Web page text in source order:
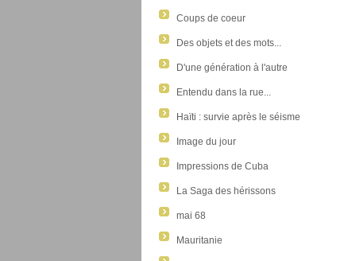
Coups de coeur
Des objets et des mots...
D'une génération à l'autre
Entendu dans la rue...
Haïti : survie après le séisme
Image du jour
Impressions de Cuba
La Saga des hérissons
mai 68
Mauritanie